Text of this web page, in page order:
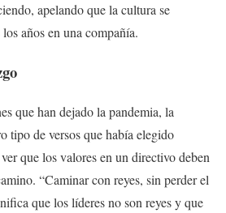
apelando que la cultura se
años en una compañía.
que han dejado la pandemia, la
tipo de versos que había elegido
que los valores en un directivo deben
“Caminar con reyes, sin perder el
que los líderes no son reyes y que